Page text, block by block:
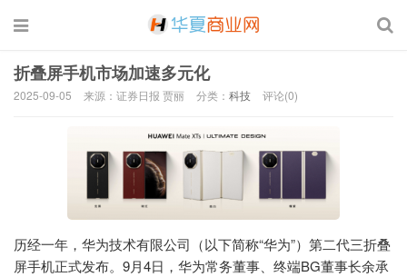
折叠屏手机市场加速多元化
2025-09-05 来源：证券日报 贾丽 分类： 科技 评论(0)
历经一年，华为技术有限公司（以下简称“华为”）第二代三折叠
屏手机正式发布。9月4日，华为常务董事、终端BG董事长余承